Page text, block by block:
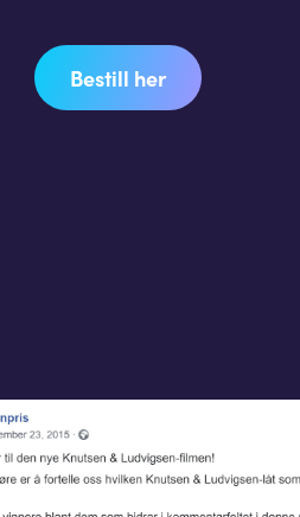
Bestill her